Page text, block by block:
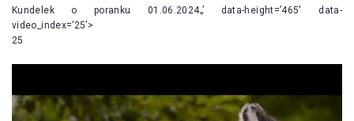
Kundelek o poranku 01.06.2024„’ data-height=’465′ data-
video_index=’25’>
25